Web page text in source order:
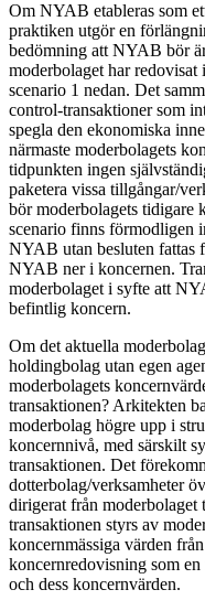
Om NYAB etableras som
praktiken utgör en
bedömning att NYAB bör
moderbolaget har
scenario 1 nedan. Det
control-transaktioner som
spegla den ekonomiska
närmaste moderbolagets
tidpunkten ingen
paketera vissa tillgångar/
bör moderbolagets tidigare
scenario finns förmodligen
NYAB utan besluten fattas
NYAB ner i koncernen.
moderbolaget i syfte att
befintlig koncern.
Om det aktuella
holdingbolag utan egen
moderbolagets
transaktionen? Arkitekten
moderbolag högre upp i
koncernnivå, med särskilt
transaktionen. Det
dotterbolag/verksamheter
dirigerat från moderbolaget
transaktionen styrs av
koncernmässiga värden
koncernredovisning som
och dess koncernvärden.